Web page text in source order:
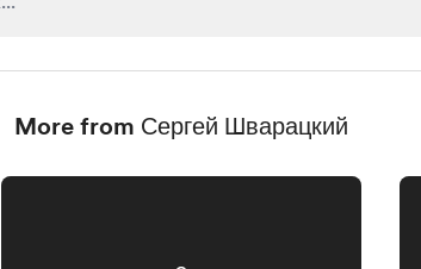
More from Сергей Шварацкий